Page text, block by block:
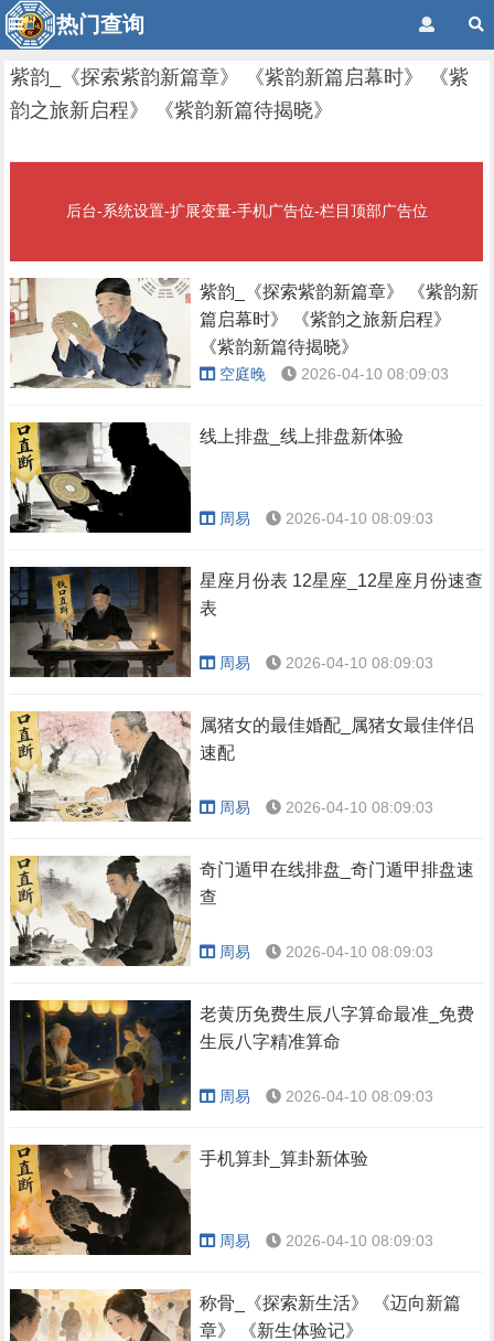
热门查询
紫韵_《探索紫韵新篇章》 《紫韵新篇启幕时》 《紫
韵之旅新启程》 《紫韵新篇待揭晓》
后台-系统设置-扩展变量-手机广告位-栏目顶部广告位
紫韵_《探索紫韵新篇章》 《紫韵新
篇启幕时》 《紫韵之旅新启程》
《紫韵新篇待揭晓》
空庭晚 2026-04-10 08:09:03
线上排盘_线上排盘新体验
周易 2026-04-10 08:09:03
星座月份表 12星座_12星座月份速查
表
周易 2026-04-10 08:09:03
属猪女的最佳婚配_属猪女最佳伴侣
速配
周易 2026-04-10 08:09:03
奇门遁甲在线排盘_奇门遁甲排盘速
查
周易 2026-04-10 08:09:03
老黄历免费生辰八字算命最准_免费
生辰八字精准算命
周易 2026-04-10 08:09:03
手机算卦_算卦新体验
周易 2026-04-10 08:09:03
称骨_《探索新生活》 《迈向新篇
章》 《新生体验记》